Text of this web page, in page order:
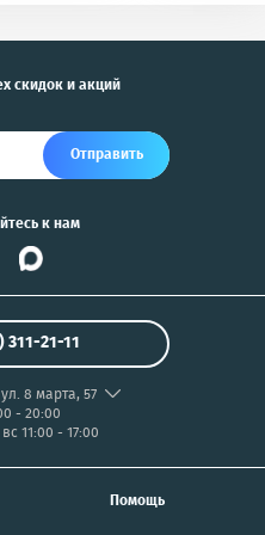
скидок и акций
Отправить
к нам
Помощь
311-21-11
ул. 8 марта, 57
- 20:00
вс 11:00 - 17:00